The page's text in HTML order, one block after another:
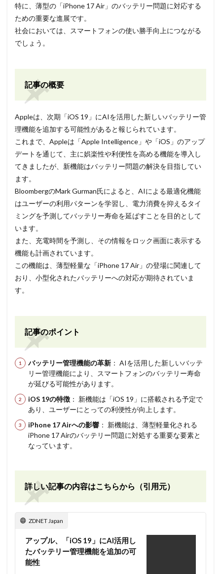
特に、薄型の「iPhone 17 Air」のバッテリー問題に対応する
ための重要な進展です。
社会においては、スマートフォンの使い勝手向上につながる
でしょう。
記事の概要
Appleは、次期「iOS 19」にAIを活用した新しいバッテリー管
理機能を追加する可能性があると報じられています。
これまで、Appleは「Apple Intelligence」や「iOS」のアップ
デートを通じて、主に娯楽性や利便性を高める機能を導入し
てきましたが、新機能はバッテリー問題の解決を目指してい
ます。
BloombergのMark Gurman氏によると、AIによる最適化機能
はユーザーの利用パターンを学習し、電力消費を抑えるタイ
ミングを予測してバッテリー寿命を延ばすことを目的として
います。
また、充電時間を予測し、その情報をロック画面に表示する
機能も計画されています。
この機能は、薄型軽量な「iPhone 17 Air」の登場に関連して
おり、小型化されたバッテリーへの対応が期待されていま
す。
記事のポイント
バッテリー管理機能の革新 ： AIを活用した新しいバッテ
リー管理機能により、スマートフォンのバッテリー寿命
が延びる可能性があります。
iOS 19の特徴 ： 新機能は「iOS 19」に搭載される予定で
あり、ユーザーにとっての利便性が向上します。
iPhone 17 Airへの影響 ： 新機能は、薄型軽量化される
iPhone 17 Airのバッテリー問題に対処する重要な要素と
なっています。
詳しい記事の内容はこちらから（引用元）
ZDNET Japan
アップル、「iOS 19」にAI活用し
たバッテリー管理機能を追加の可
能性